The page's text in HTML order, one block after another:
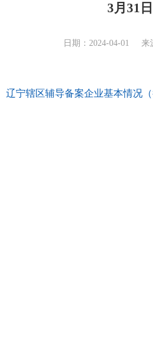
3月31日
日期：2024-04-01 来
辽宁辖区辅导备案企业基本情况